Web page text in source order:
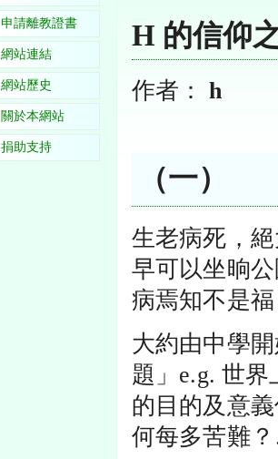
申請離教證書
網站連結
網站歷史
關於本網站
捐助支持
H 的信仰
作者： h
（一）
生老病死，
早可以坐晌
病焉知不是
大約由中學
題」e.g. 世
的目的及意
何每多苦難